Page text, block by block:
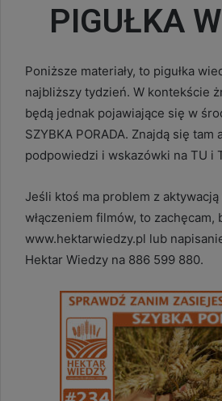
PIGUŁKA
Poniższe materiały, to pigułka
najbliższy tydzień. W kontekście
będą jednak pojawiające się w
SZYBKA PORADA. Znajdą się tam
podpowiedzi i wskazówki na TU i
Jeśli ktoś ma problem z
włączeniem filmów, to zachęcam,
www.hektarwiedzy.pl lub
Hektar Wiedzy na 886 599 880.